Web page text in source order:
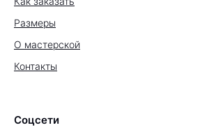
Размеры
О мастерской
Контакты
Соцсети